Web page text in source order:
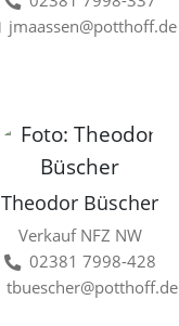
jmaassen@potthoff.de
Theodor Büscher
Verkauf NFZ NW
02381 7998-428
tbuescher@potthoff.de